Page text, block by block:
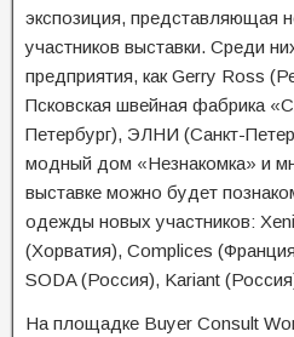
экспозиция, представляющая
участников выставки. Среди
предприятия, как Gerry Ross
Псковская швейная фабрика
Петербург), ЭЛНИ (Санкт-
модный дом «Незнакомка» и
выставке можно будет
одежды новых участников:
(Хорватия), Complices
SODA (Россия), Kariant
На площадке Buyer Consult